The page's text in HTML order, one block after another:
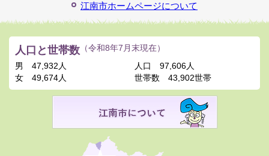
江南市ホームページについて
人口と世帯数 （令和8年7月末現在）
男
47,932人
女
49,674人
人口
97,606人
世帯数
43,902世帯